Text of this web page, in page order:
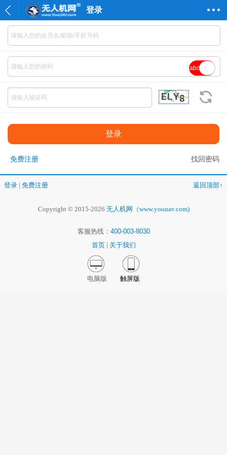
登录
abc
免费注册 找回密码
登录 免费注册 返回顶部↑
Copyright © 2015-2026 无人机网（www.youuav.com)
客服热线： 400-003-8030
首页
关于我们
电脑版 触屏版